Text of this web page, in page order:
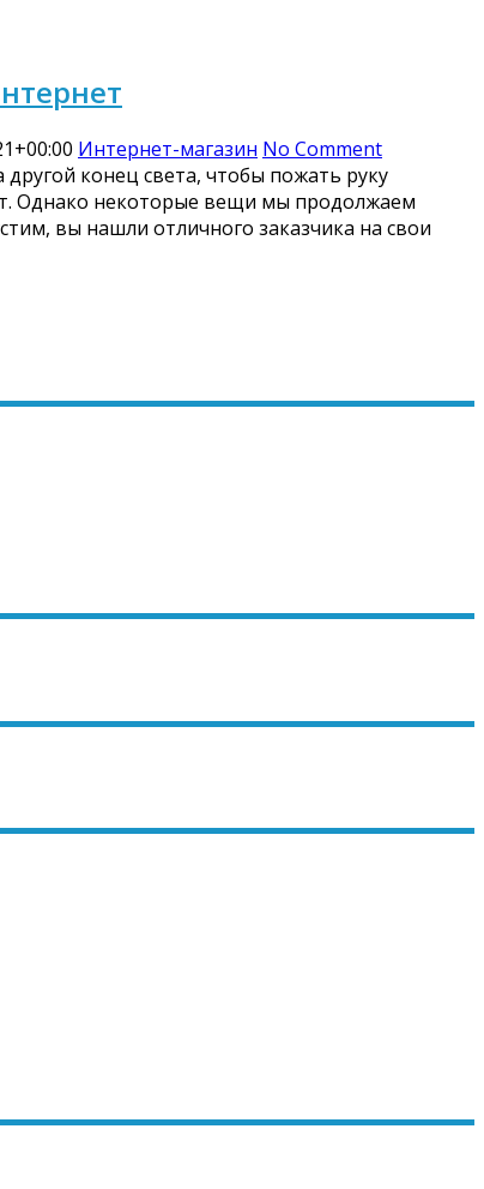
Интернет-магазин No Comment
конец света, чтобы пожать руку
Однако некоторые вещи мы продолжаем
вы нашли отличного заказчика на свои